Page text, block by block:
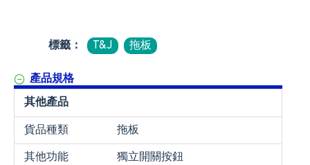
標籤： T&J 拖板
產品規格
其他產品
貨品種類
拖板
其他功能
獨立開關按鈕